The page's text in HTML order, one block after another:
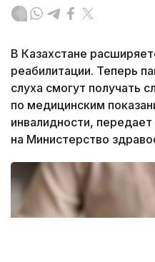
В Казахстане
реабилитации. Теперь
слуха смогут получать
по медицинским
инвалидности,
на Министерство